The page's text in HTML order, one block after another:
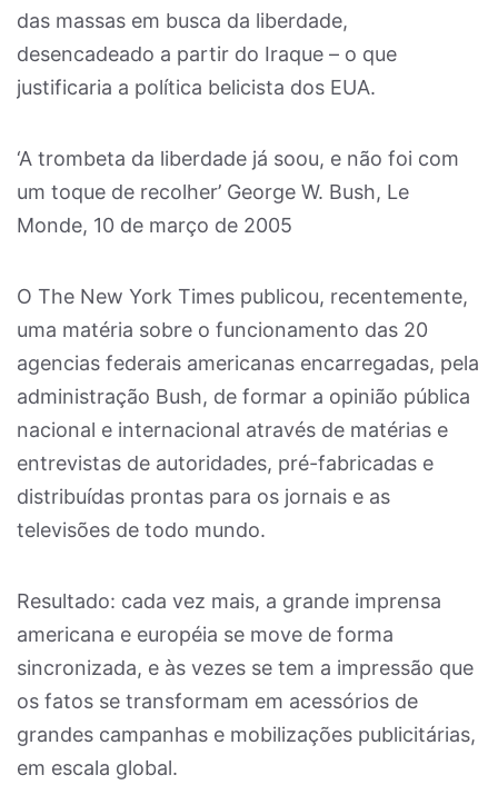
das massas em busca da liberdade,
desencadeado a partir do Iraque – o que
justificaria a política belicista dos EUA.
‘A trombeta da liberdade já soou, e não foi com
um toque de recolher’ George W. Bush, Le
Monde, 10 de março de 2005
O The New York Times publicou, recentemente,
uma matéria sobre o funcionamento das 20
agencias federais americanas encarregadas, pela
administração Bush, de formar a opinião pública
nacional e internacional através de matérias e
entrevistas de autoridades, pré-fabricadas e
distribuídas prontas para os jornais e as
televisões de todo mundo.
Resultado: cada vez mais, a grande imprensa
americana e européia se move de forma
sincronizada, e às vezes se tem a impressão que
os fatos se transformam em acessórios de
grandes campanhas e mobilizações publicitárias,
em escala global.